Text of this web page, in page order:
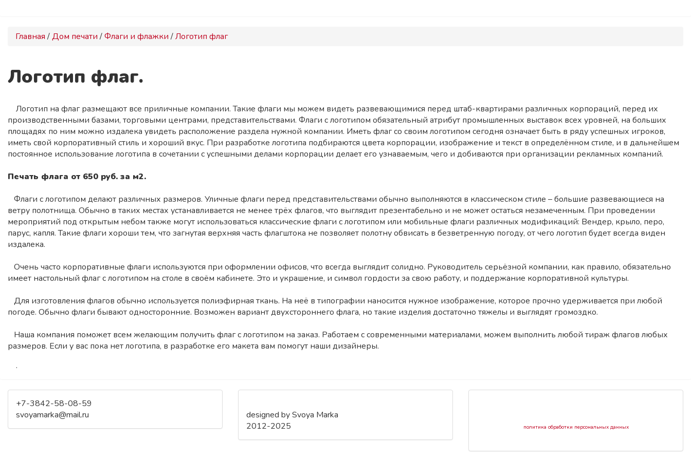
Главная /Дом печати /Флаги и флажки /Логотип флаг
Логотип флаг.
Логотип на флаг размещают все приличные компании. Такие флаги мы можем видеть развевающимися перед штаб-квартирами различных корпораций, перед их
производственными базами, торговыми центрами, представительствами. Флаги с логотипом обязательный атрибут промышленных выставок всех уровней, на больших
площадях по ним можно издалека увидеть расположение раздела нужной компании. Иметь флаг со своим логотипом сегодня означает быть в ряду успешных игроков,
иметь свой корпоративный стиль и хороший вкус. При разработке логотипа подбираются цвета корпорации, изображение и текст в определённом стиле, и в дальнейшем
постоянное использование логотипа в сочетании с успешными делами корпорации делает его узнаваемым, чего и добиваются при организации рекламных компаний.
Печать флага от 650 руб. за м2.
Флаги с логотипом делают различных размеров. Уличные флаги перед представительствами обычно выполняются в классическом стиле – большие развевающиеся на
ветру полотнища. Обычно в таких местах устанавливается не менее трёх флагов, что выглядит презентабельно и не может остаться незамеченным. При проведении
мероприятий под открытым небом также могут использоваться классические флаги с логотипом или мобильные флаги различных модификаций: Вендер, крыло, перо,
парус, капля. Такие флаги хороши тем, что загнутая верхняя часть флагштока не позволяет полотну обвисать в безветренную погоду, от чего логотип будет всегда виден
издалека.
Очень часто корпоративные флаги используются при оформлении офисов, что всегда выглядит солидно. Руководитель серьёзной компании, как правило, обязательно
имеет настольный флаг с логотипом на столе в своём кабинете. Это и украшение, и символ гордости за свою работу, и поддержание корпоративной культуры.
Для изготовления флагов обычно используется полиэфирная ткань. На неё в типографии наносится нужное изображение, которое прочно удерживается при любой
погоде. Обычно флаги бывают односторонние. Возможен вариант двухстороннего флага, но такие изделия достаточно тяжелы и выглядят громоздко.
Наша компания поможет всем желающим получить флаг с логотипом на заказ. Работаем с современными материалами, можем выполнить любой тираж флагов любых
размеров. Если у вас пока нет логотипа, в разработке его макета вам помогут наши дизайнеры.
.
+7-3842-58-08-59
svoyamarka@mail.ru
designed by Svoya Marka
2012-2025
политика обработки персональных ​данных